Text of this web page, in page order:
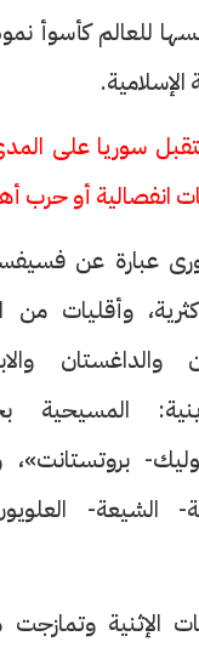
للعالم كأسوأ
سوريا على
انفصالية أو حرب
عبارة عن
وأقليات من
والداغستان
المسيحية
بروتستانت»،
الشيعة-
الإثنية